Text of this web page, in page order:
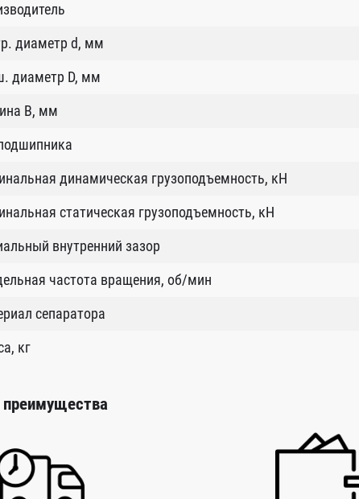
диаметр d, мм
диаметр D, мм
B, мм
динамическая грузоподъемность, кН
статическая грузоподъемность, кН
внутренний зазор
частота вращения, об/мин
сепаратора
кг